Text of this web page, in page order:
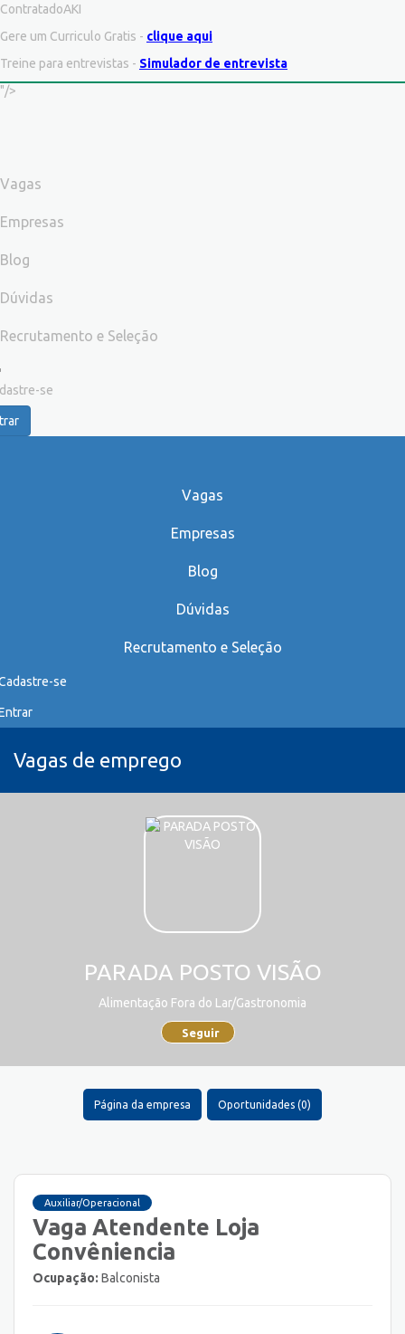
ContratadoAKI
Gere um Curriculo Gratis - clique aqui
Treine para entrevistas - Simulador de entrevista
"/>
Vagas
Empresas
Blog
Dúvidas
Recrutamento e Seleção
se
Vagas
Empresas
Blog
Dúvidas
Recrutamento e Seleção
se
Vagas de emprego
PARADA POSTO VISÃO
Alimentação Fora do Lar/Gastronomia
Seguir
Página da empresa Oportunidades (0)
Auxiliar/Operacional
Vaga Atendente Loja
Convêniencia
Ocupação: Balconista